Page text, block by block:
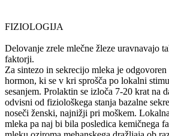
FIZIOLOGIJA
Delovanje zrele mlečne žleze uravnavajo
faktorji.
Za sintezo in sekrecijo mleka je
hormon, ki se v kri sprošča po lokalni
sesanjem. Prolaktin se izloča 7-20 krat na
odvisni od fiziološkega stanja bazalne
noseči ženski, najnižji pri moškem.
mleka pa naj bi bila posledica kemičnega